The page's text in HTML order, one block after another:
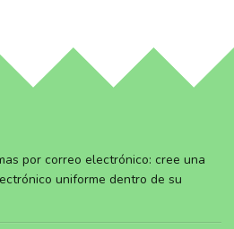
por correo electrónico: cree una
uniforme dentro de su